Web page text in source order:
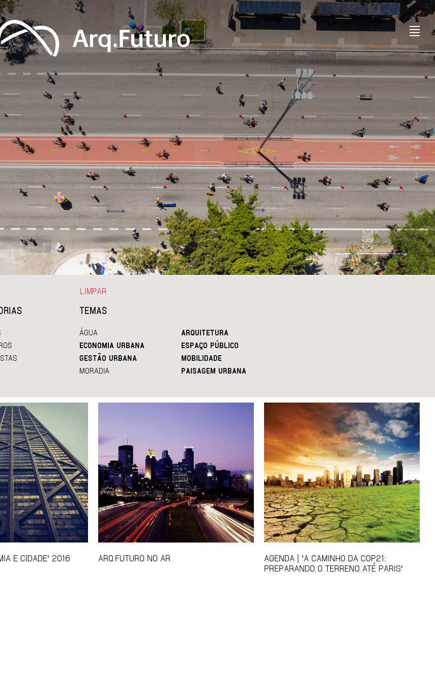
TEMAS
ÁGUA
ARQUITETURA
ECONOMIA URBANA
ESPAÇO PÚBLICO
GESTÃO URBANA
MOBILIDADE
MORADIA
PAISAGEM URBANA
LIMPAR
E CIDADE' 2016 ARQ.FUTURO NO AR
AGENDA | 'A CAMINHO DA COP21:
PREPARANDO O TERRENO ATÉ PARIS'